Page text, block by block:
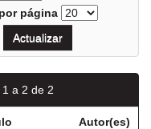
página
a 2 de 2
Autor(es)